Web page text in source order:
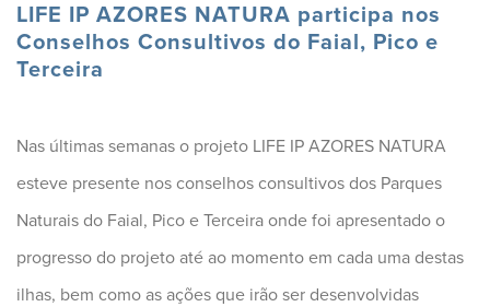
LIFE IP AZORES NATURA participa nos
Conselhos Consultivos do Faial, Pico e
Terceira
Nas últimas semanas o projeto LIFE IP AZORES NATURA
esteve presente nos conselhos consultivos dos Parques
Naturais do Faial, Pico e Terceira onde foi apresentado o
progresso do projeto até ao momento em cada uma destas
ilhas, bem como as ações que irão ser desenvolvidas